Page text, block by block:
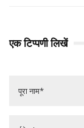
एक टिप्पणी लिखें